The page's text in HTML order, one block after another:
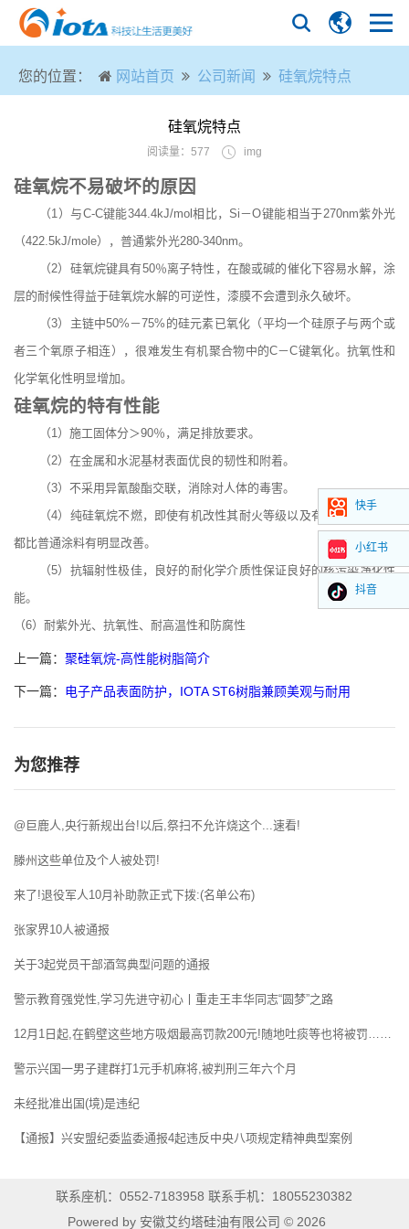
您的位置： 网站首页 公司新闻 硅氧烷特点
硅氧烷特点
阅读量：577 img
硅氧烷不易破坏的原因
（1）与C-C键能344.4kJ/mol相比，Si－O键能相当于270nm紫外光
（422.5kJ/mole），普通紫外光280-340nm。
（2）硅氧烷键具有50％离子特性，在酸或碱的催化下容易水解，涂
层的耐候性得益于硅氧烷水解的可逆性，漆膜不会遭到永久破坏。
（3）主链中50%－75%的硅元素已氧化（平均一个硅原子与两个或
者三个氧原子相连），很难发生有机聚合物中的C－C键氧化。抗氧性和
化学氧化性明显增加。
硅氧烷的特有性能
（1）施工固体分＞90％，满足排放要求。
（2）在金属和水泥基材表面优良的韧性和附着。
（3）不采用异氰酸酯交联，消除对人体的毒害。
（4）纯硅氧烷不燃，即使有机改性其耐火等级以及有毒气体生成量
都比普通涂料有明显改善。
（5）抗辐射性极佳，良好的耐化学介质性保证良好的核污染净化性
能。
（6）耐紫外光、抗氧性、耐高温性和防腐性
上一篇： 聚硅氧烷-高性能树脂简介
下一篇： 电子产品表面防护，IOTA ST6树脂兼顾美观与耐用
为您推荐
@巨鹿人,央行新规出台!以后,祭扫不允许烧这个...速看!
滕州这些单位及个人被处罚!
来了!退役军人10月补助款正式下拨:(名单公布)
张家界10人被通报
关于3起党员干部酒驾典型问题的通报
警示教育强党性,学习先进守初心丨重走王丰华同志“圆梦”之路
12月1日起,在鹤壁这些地方吸烟最高罚款200元!随地吐痰等也将被罚……
警示兴国一男子建群打1元手机麻将,被判刑三年六个月
未经批准出国(境)是违纪
【通报】兴安盟纪委监委通报4起违反中央八项规定精神典型案例
联系座机：0552-7183958 联系手机：18055230382
Powered by 安徽艾约塔硅油有限公司 © 2026
快手
小红书
抖音